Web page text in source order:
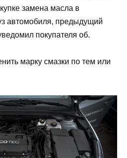
замена масла в
автомобиля, предыдущий
покупателя об.
марку смазки по тем или